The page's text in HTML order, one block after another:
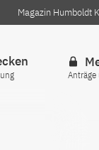
Magazin Humboldt
Anträge